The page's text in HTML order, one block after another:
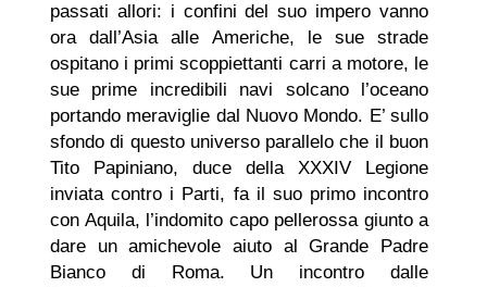
passati allori: i confini del suo impero vanno
ora dall’Asia alle Americhe, le sue strade
ospitano i primi scoppiettanti carri a motore, le
sue prime incredibili navi solcano l’oceano
portando meraviglie dal Nuovo Mondo. E’ sullo
sfondo di questo universo parallelo che il buon
Tito Papiniano, duce della XXXIV Legione
inviata contro i Parti, fa il suo primo incontro
con Aquila, l’indomito capo pellerossa giunto a
dare un amichevole aiuto al Grande Padre
Bianco di Roma. Un incontro dalle